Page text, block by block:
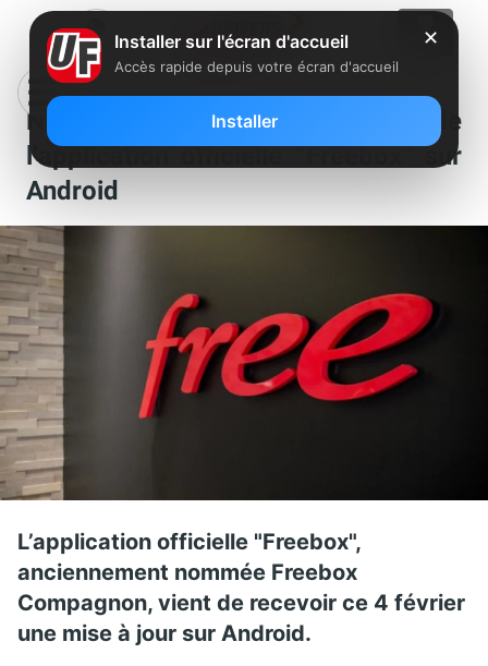
Nouvelle mise à jour corrective de
l’application officielle “Freebox” sur
Android
L’application officielle "Freebox",
anciennement nommée Freebox
Compagnon, vient de recevoir ce 4 février
une mise à jour sur Android.
✕
Installer sur l'écran d'accueil
Accès rapide depuis votre écran d'accueil
Installer